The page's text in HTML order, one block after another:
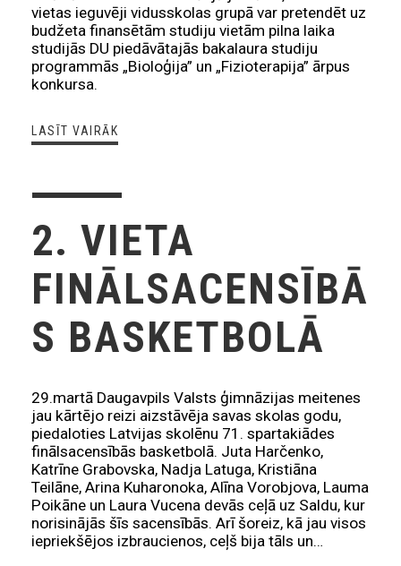
vietas ieguvēji vidusskolas grupā var pretendēt uz
budžeta finansētām studiju vietām pilna laika
studijās DU piedāvātajās bakalaura studiju
programmās „Bioloģija” un „Fizioterapija” ārpus
konkursa.
LASĪT VAIRĀK
2. VIETA
FINĀLSACENSĪBĀ
S BASKETBOLĀ
29.martā Daugavpils Valsts ģimnāzijas meitenes
jau kārtējo reizi aizstāvēja savas skolas godu,
piedaloties Latvijas skolēnu 71. spartakiādes
finālsacensībās basketbolā. Juta Harčenko,
Katrīne Grabovska, Nadja Latuga, Kristiāna
Teilāne, Arina Kuharonoka, Alīna Vorobjova, Lauma
Poikāne un Laura Vucena devās ceļā uz Saldu, kur
norisinājās šīs sacensībās. Arī šoreiz, kā jau visos
iepriekšējos izbraucienos, ceļš bija tāls un…